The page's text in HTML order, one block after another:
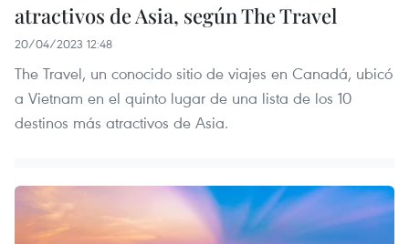
atractivos de Asia, según The Travel
20/04/2023 12:48
The Travel, un conocido sitio de viajes en Canadá, ubicó
a Vietnam en el quinto lugar de una lista de los 10
destinos más atractivos de Asia.